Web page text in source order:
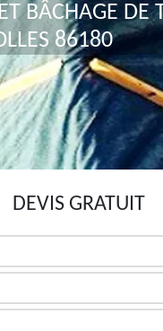
BÂCHAGE DE
86180
DEVIS GRATUIT